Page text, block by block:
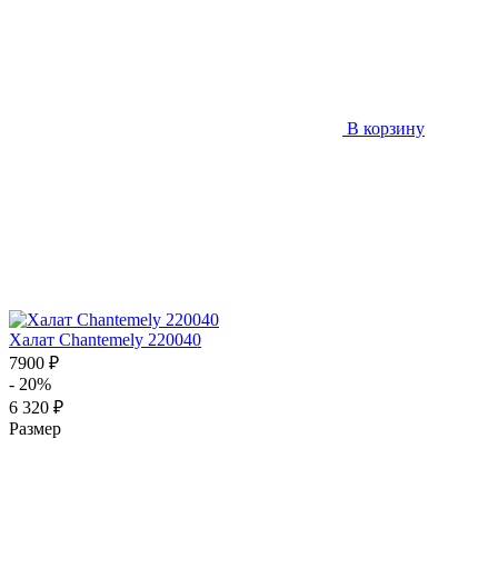
В корзину
Халат Chantemely 220040
7900 ₽
- 20%
6 320 ₽
Размер